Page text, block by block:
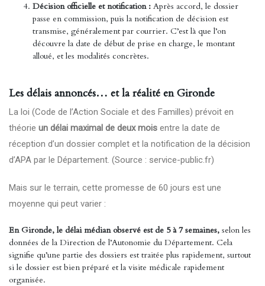
Décision officielle et notification : Après accord, le dossier
passe en commission, puis la notification de décision est
transmise, généralement par courrier. C’est là que l’on
découvre la date de début de prise en charge, le montant
alloué, et les modalités concrètes.
Les délais annoncés… et la réalité en Gironde
La loi (Code de l’Action Sociale et des Familles) prévoit en
théorie un délai maximal de deux mois entre la date de
réception d’un dossier complet et la notification de la décision
d’APA par le Département. (Source : service-public.fr)
Mais sur le terrain, cette promesse de 60 jours est une
moyenne qui peut varier :
En Gironde, le délai médian observé est de 5 à 7 semaines, selon les
données de la Direction de l’Autonomie du Département. Cela
signifie qu’une partie des dossiers est traitée plus rapidement, surtout
si le dossier est bien préparé et la visite médicale rapidement
organisée.